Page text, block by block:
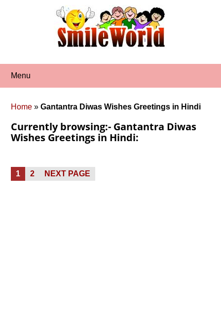
Menu
Home »Gantantra Diwas Wishes Greetings in Hindi
Currently browsing:- Gantantra Diwas
Wishes Greetings in Hindi:
Posts
pagination
PAGE
1 PAGE
2 NEXT PAGE